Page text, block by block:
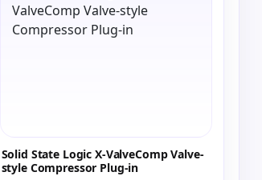
Solid State Logic X-ValveComp Valve-
style Compressor Plug-in